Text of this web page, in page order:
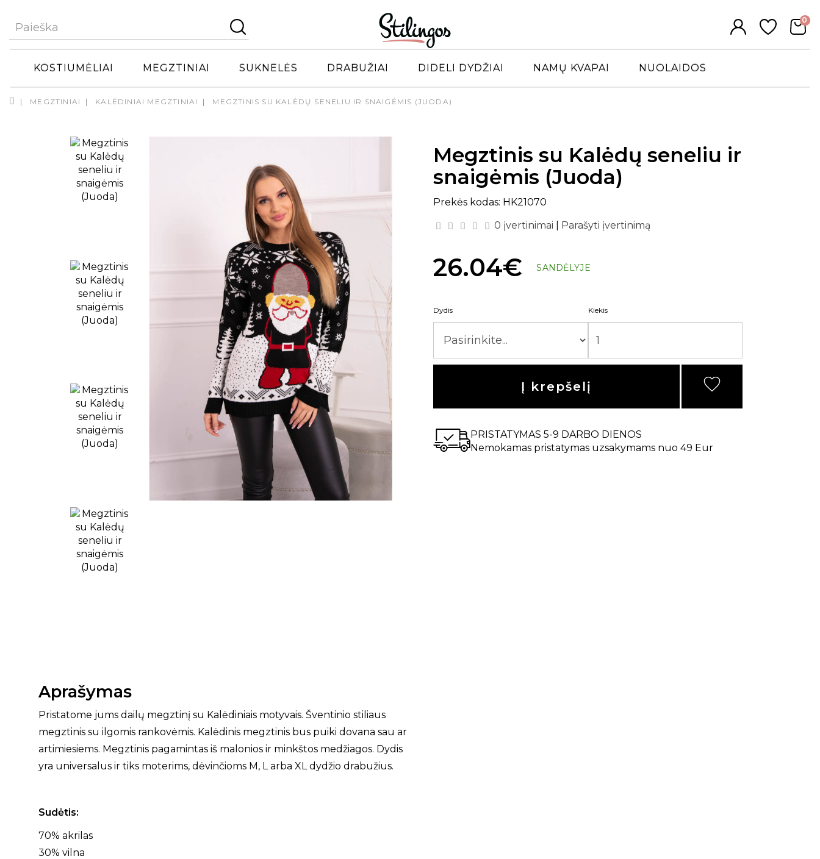
0
KOSTIUMĖLIAI MEGZTINIAI SUKNELĖS DRABUŽIAI DIDELI DYDŽIAI NAMŲ KVAPAI NUOLAIDOS
MEGZTINIAI KALĖDINIAI MEGZTINIAI MEGZTINIS SU KALĖDŲ SENELIU IR SNAIGĖMIS (JUODA)
Megztinis su Kalėdų seneliu ir
snaigėmis (Juoda)
Prekės kodas: HK21070
0 įvertinimai
Parašyti įvertinimą
26.04€ SANDĖLYJE
Dydis Kiekis
Į krepšelį
PRISTATYMAS 5-9 DARBO DIENOS
Nemokamas pristatymas uzsakymams nuo 49 Eur
Aprašymas
Pristatome jums dailų megztinį su Kalėdiniais motyvais. Šventinio stiliaus
megztinis su ilgomis rankovėmis. Kalėdinis megztinis bus puiki dovana sau ar
artimiesiems. Megztinis pagamintas iš malonios ir minkštos medžiagos. Dydis
yra universalus ir tiks moterims, dėvinčioms M, L arba XL dydžio drabužius.
Sudėtis:
70% akrilas
30% vilna